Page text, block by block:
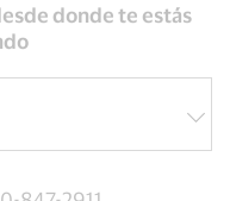
donde te estás